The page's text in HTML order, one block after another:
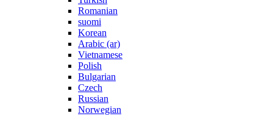
Romanian
suomi
Korean
Arabic (ar)
Vietnamese
Polish
Bulgarian
Czech
Russian
Norwegian